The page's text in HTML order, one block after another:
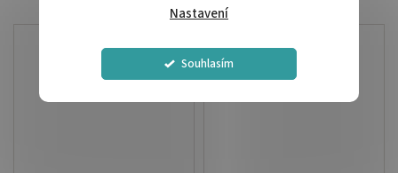
Nastavení
Souhlasím